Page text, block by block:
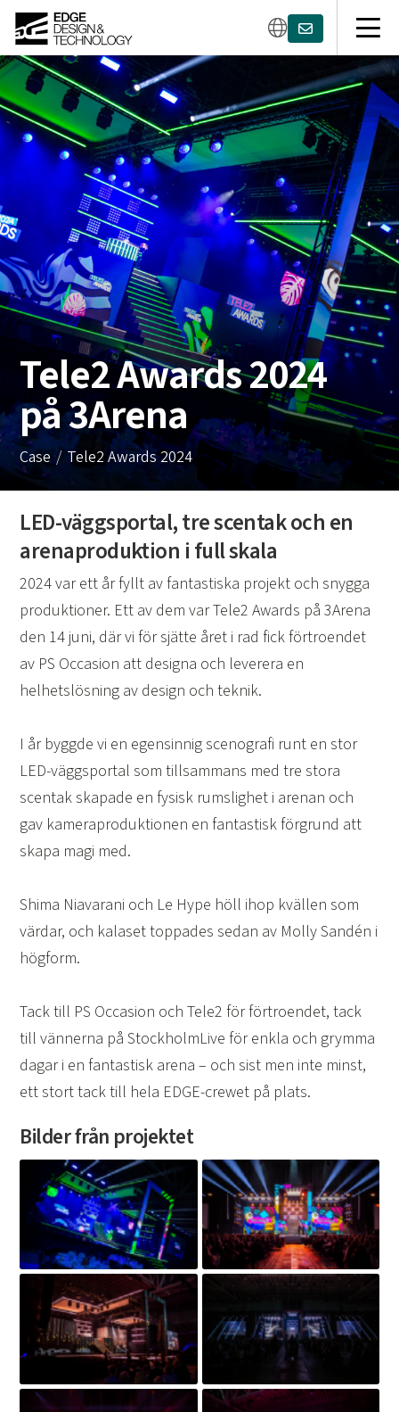
Tele2 Awards 2024
på 3Arena
Case Tele2 Awards 2024
LED-väggsportal, tre scentak och en
arenaproduktion i full skala
2024 var ett år fyllt av fantastiska projekt och snygga
produktioner. Ett av dem var Tele2 Awards på 3Arena
den 14 juni, där vi för sjätte året i rad fick förtroendet
av PS Occasion att designa och leverera en
helhetslösning av design och teknik.
I år byggde vi en egensinnig scenografi runt en stor
LED-väggsportal som tillsammans med tre stora
scentak skapade en fysisk rumslighet i arenan och
gav kameraproduktionen en fantastisk förgrund att
skapa magi med.
Shima Niavarani och Le Hype höll ihop kvällen som
värdar, och kalaset toppades sedan av Molly Sandén i
högform.
Tack till PS Occasion och Tele2 för förtroendet, tack
till vännerna på StockholmLive för enkla och grymma
dagar i en fantastisk arena – och sist men inte minst,
ett stort tack till hela EDGE-crewet på plats.
Bilder från projektet